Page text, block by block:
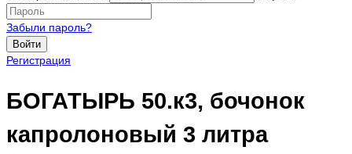
Забыли пароль?
Войти
Регистрация
БОГАТЫРЬ 50.к3, бочонок
капролоновый 3 литра